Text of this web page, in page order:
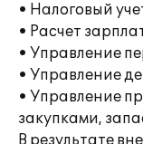
• Налоговый
• Расчет
• Управление
• Управление
• Управление
закупками,
В результате